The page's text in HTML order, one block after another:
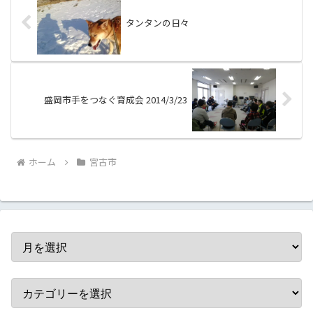
タンタンの日々
盛岡市手をつなぐ育成会 2014/3/23
ホーム 宮古市